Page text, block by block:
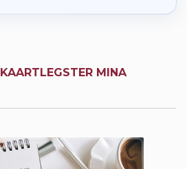
KAARTLEGSTER MINA